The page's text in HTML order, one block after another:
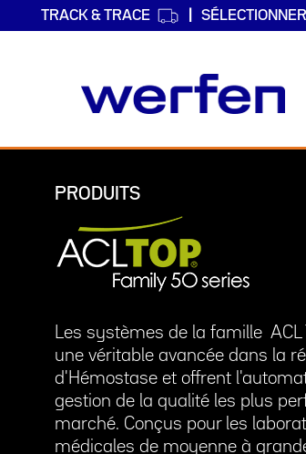
TRACK & TRACE
PRODUITS
Les systèmes de la famille ACL
une véritable avancée dans la
d'Hémostase et offrent
gestion de la qualité les plus
marché. Conçus pour les
médicales de moyenne à